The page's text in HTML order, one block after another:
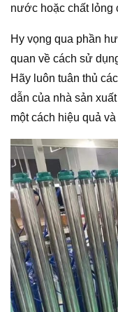
nước hoặc chất lỏng
Hy vọng qua phần
quan về cách sử
Hãy luôn tuân thủ
dẫn của nhà sản
một cách hiệu quả và